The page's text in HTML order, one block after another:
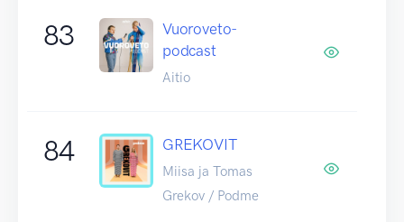
83
Vuoroveto-
podcast
Aitio
84 GREKOVIT
Miisa ja Tomas
Grekov / Podme